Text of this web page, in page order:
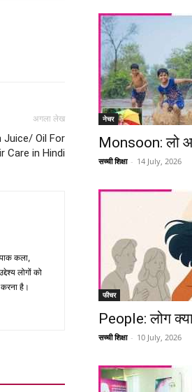
Telegram
अगला लेख
Juice/ Oil For
Care in Hindi
कला,
लोगों को
है।
नेचर
Monsoon: लो
सच्ची शिक्षा - 14 July, 2026
फीचर
People: लोग
सच्ची शिक्षा - 10 July, 2026